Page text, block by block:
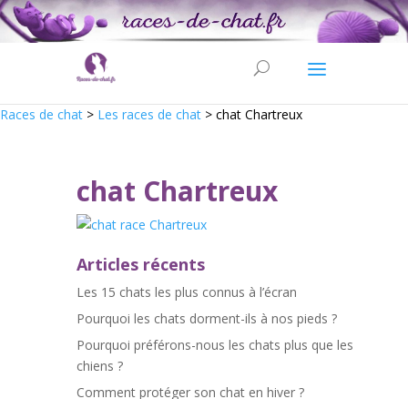
Races de chat > Les races de chat > chat Chartreux
chat Chartreux
Articles récents
Les 15 chats les plus connus à l’écran
Pourquoi les chats dorment-ils à nos pieds ?
Pourquoi préférons-nous les chats plus que les
chiens ?
Comment protéger son chat en hiver ?